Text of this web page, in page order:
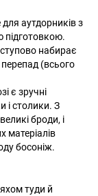
аутдорників з
підготовкою.
набирає
перепад (всього
є зручні
і столики. З
броди, і
матеріалів
босоніж.
туди й